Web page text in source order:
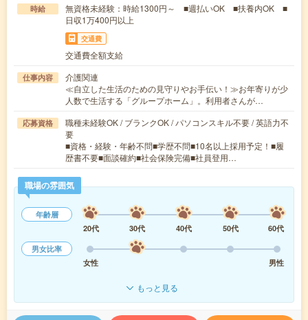
時給
無資格未経験：時給1300円～ ■週払いOK ■扶養内OK ■
日収1万400円以上
交通費
交通費全額支給
仕事内容
介護関連
≪自立した生活のための見守りやお手伝い！≫お年寄りが少
人数で生活する「グループホーム」。利用者さんが…
応募資格
職種未経験OK / ブランクOK / パソコンスキル不要 / 英語力不
要
■資格・経験・年齢不問■学歴不問■10名以上採用予定！■履
歴書不要■面談確約■社会保険完備■社員登用…
職場の雰囲気
年齢層
20代
30代 40代 50代
60代
男女比率
女性
男性
もっと見る